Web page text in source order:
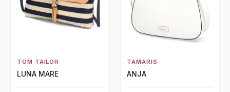
TOM TAILOR
LUNA MARE
TAMARIS
ANJA